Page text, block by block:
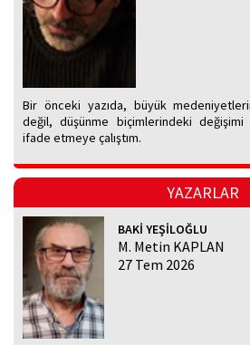
Bir önceki yazıda, büyük
değil, düşünme biçimlerindeki
ifade etmeye çalıştım.
YAZARLAR
BAKİ YEŞİLOĞLU
M. Metin KAPLAN
27 Tem 2026